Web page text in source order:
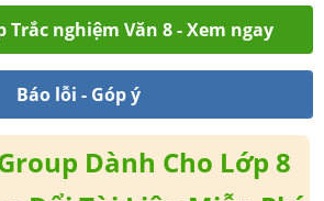
Trắc nghiệm Văn 8 - Xem ngay
Báo lỗi - Góp ý
Dành Cho Lớp 8